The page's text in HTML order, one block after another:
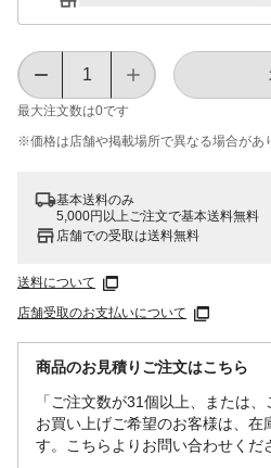
最大注文数は0です
※価格は​店舗や​掲載場所で​異なる​場合が​あ
基本送料のみ
5,000円以上ご注文で基本送料無料
店舗での受取は送料無料
送料について
店舗受取のお支払いについて
商品のお見積りご注文はこちら
「ご注文数が31個以上、または
お買い上げご希望のお客様は、在
す。こちらよりお問い合わせくだ